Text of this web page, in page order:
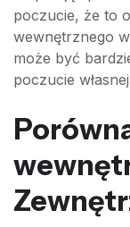
poczucie, że to
wewnętrznego
może być
poczucie